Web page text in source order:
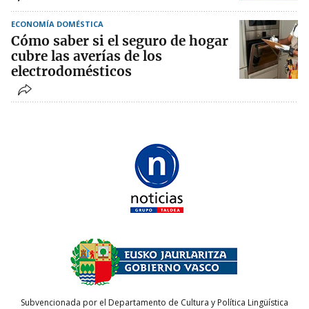
ECONOMÍA DOMÉSTICA
Cómo saber si el seguro de hogar
cubre las averías de los
electrodomésticos
Subvencionada por el Departamento de Cultura y Política Lingüística